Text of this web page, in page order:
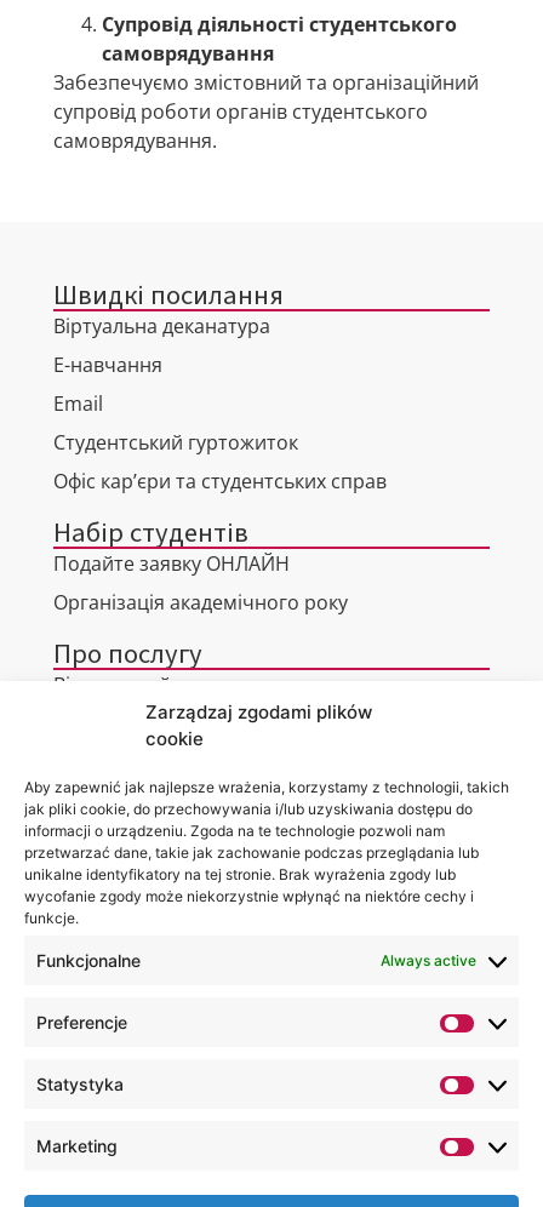
Zarządzaj zgodami plików
cookie
Aby zapewnić jak najlepsze wrażenia, korzystamy z technologii, takich
jak pliki cookie, do przechowywania i/lub uzyskiwania dostępu do
informacji o urządzeniu. Zgoda na te technologie pozwoli nam
przetwarzać dane, takie jak zachowanie podczas przeglądania lub
unikalne identyfikatory na tej stronie. Brak wyrażenia zgody lub
wycofanie zgody może niekorzystnie wpłynąć na niektóre cechy i
funkcje.
Funkcjonalne Always active
Preferencje
Statystyka
Marketing
Супровід діяльності студентського
самоврядування
Забезпечуємо змістовний та організаційний
супровід роботи органів студентського
самоврядування.
Швидкі посилання
Віртуальна деканатура
Е-навчання
Email
Студентський гуртожиток
Офіс кар’єри та студентських справ
Набір студентів
Подайте заявку ОНЛАЙН
Організація академічного року
Про послугу
Віртуальний тур
Місцезнаходження
Академії
WSEI
вул.
Ви можете
знайти нас
за: